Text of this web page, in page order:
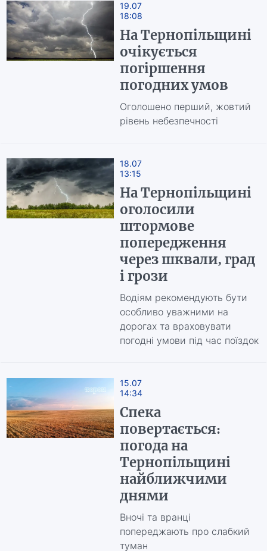
19.07
18:08
На Тернопільщині
очікується
погіршення
погодних умов
Оголошено перший, жовтий
рівень небезпечності
18.07
13:15
На Тернопільщині
оголосили
штормове
попередження
через шквали, град
і грози
Водіям рекомендують бути
особливо уважними на
дорогах та враховувати
погодні умови під час поїздок
15.07
14:34
Спека
повертається:
погода на
Тернопільщині
найближчими
днями
Вночі та вранці
попереджають про слабкий
туман